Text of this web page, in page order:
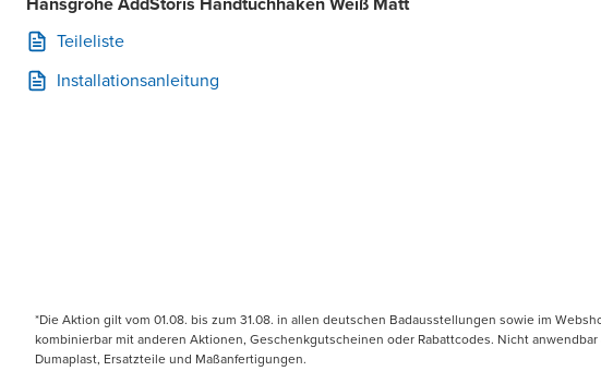
Teileliste
Installationsanleitung
*Die Aktion gilt vom 01.08. bis zum 31.08. in allen deutschen Badausstellungen sowie im
kombinierbar mit anderen Aktionen, Geschenkgutscheinen oder Rabattcodes. Nicht
Dumaplast, Ersatzteile und Maßanfertigungen.